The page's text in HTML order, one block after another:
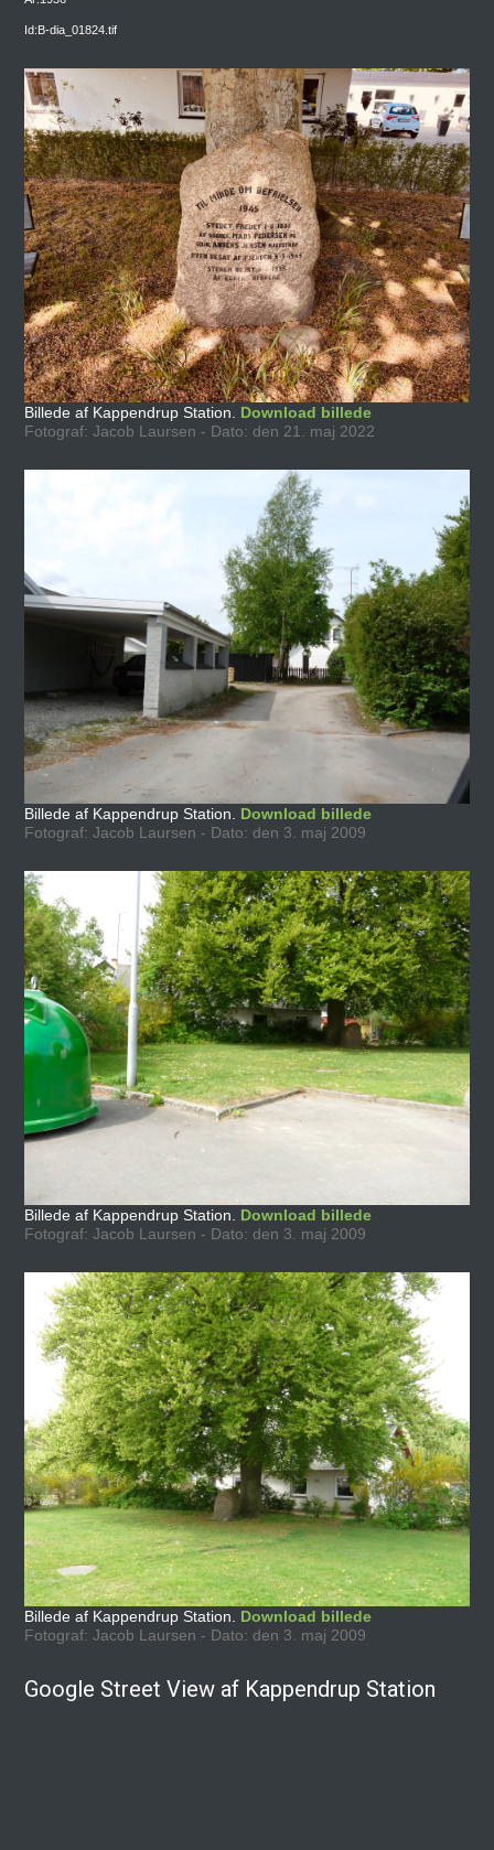
Id:B-dia_01824.tif
Billede af Kappendrup Station. Download billede
Fotograf: Jacob Laursen - Dato: den 21. maj 2022
Billede af Kappendrup Station. Download billede
Fotograf: Jacob Laursen - Dato: den 3. maj 2009
Billede af Kappendrup Station. Download billede
Fotograf: Jacob Laursen - Dato: den 3. maj 2009
Billede af Kappendrup Station. Download billede
Fotograf: Jacob Laursen - Dato: den 3. maj 2009
Google Street View af Kappendrup Station